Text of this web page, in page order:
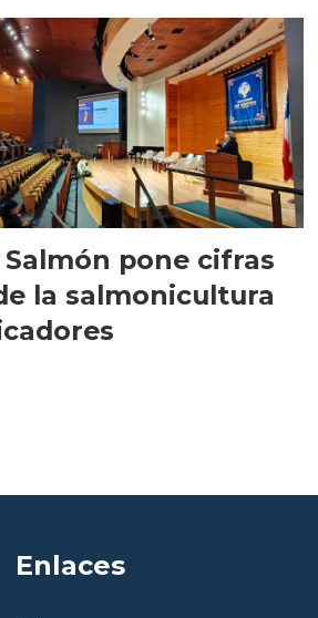
pone cifras
la salmonicultura
Enlaces